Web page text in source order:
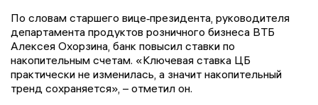
По словам старшего вице‑президента, руководителя
департамента продуктов розничного бизнеса ВТБ
Алексея Охорзина, банк повысил ставки по
накопительным счетам. «Ключевая ставка ЦБ
практически не изменилась, а значит накопительный
тренд сохраняется», – отметил он.